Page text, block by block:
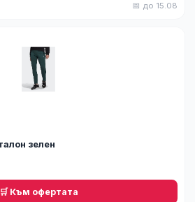
📅 до 15.08
Дамски спортен панталон зелен
🛒 Към офертата